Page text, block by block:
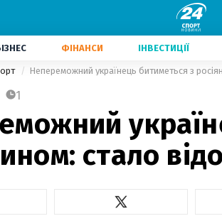
ФІНАНСИ ІНВЕСТИЦІЇ
Непереможний українець битиметься з
1
стало